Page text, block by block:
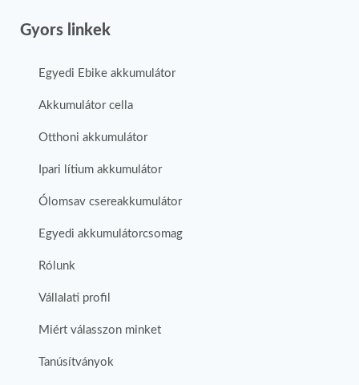
Gyors linkek
Egyedi Ebike akkumulátor
Akkumulátor cella
Otthoni akkumulátor
Ipari lítium akkumulátor
Ólomsav csereakkumulátor
Egyedi akkumulátorcsomag
Rólunk
Vállalati profil
Miért válasszon minket
Tanúsítványok